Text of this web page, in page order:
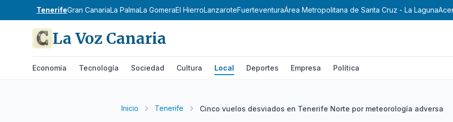
TenerifeGran CanariaLa PalmaLa GomeraEl HierroLanzaroteFuerteventuraÁrea Metropolitana de Santa Cruz - La Laguna
La Voz Canaria
Economía Tecnología Sociedad Cultura Local Deportes Empresa Política
Inicio Tenerife Cinco vuelos desviados en Tenerife Norte por meteorología adversa